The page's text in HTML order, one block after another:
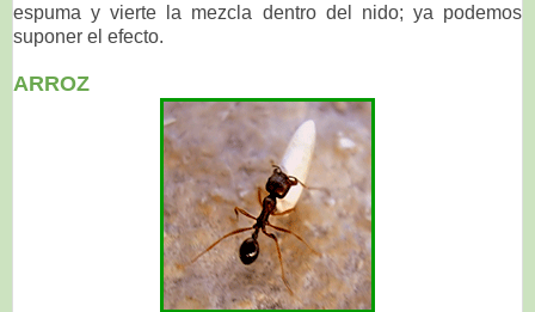
espuma y vierte la mezcla dentro del nido; ya podemos
suponer el efecto.
ARROZ